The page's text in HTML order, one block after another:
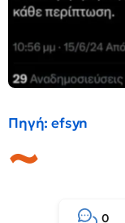
Πηγή: efsyn
0